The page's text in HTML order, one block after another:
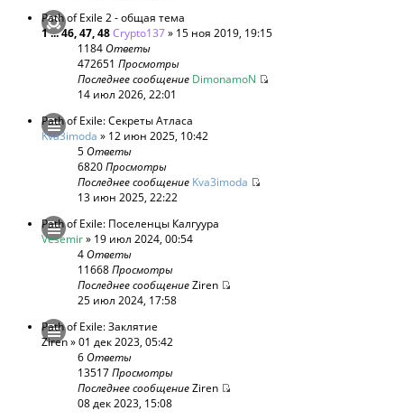
Path of Exile 2 - общая тема
1...46,47,48Crypto137» 15 ноя 2019, 19:15
1184Ответы
472651 Просмотры
Последнее сообщение DimonamoN
14 июл 2026, 22:01
Path of Exile: Секреты Атласа
Kva3imoda » 12 июн 2025, 10:42
5Ответы
6820Просмотры
Последнее сообщение Kva3imoda
13 июн 2025, 22:22
Path of Exile: Поселенцы Калгуура
Vesemir» 19 июл 2024, 00:54
4Ответы
11668Просмотры
Последнее сообщениеZiren
25 июл 2024, 17:58
Path of Exile: Заклятие
Ziren» 01 дек 2023, 05:42
6Ответы
13517Просмотры
Последнее сообщениеZiren
08 дек 2023, 15:08